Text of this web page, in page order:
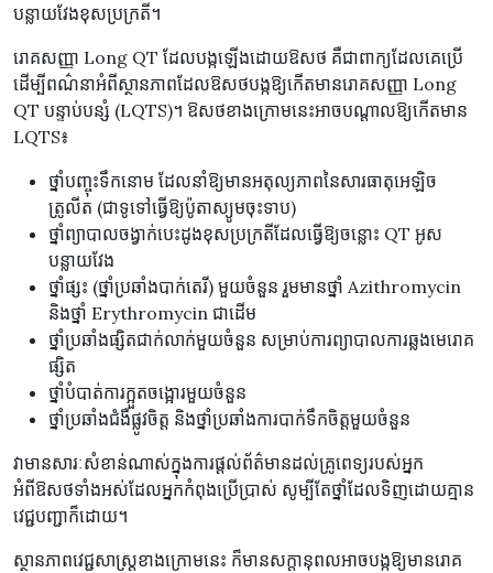
បន្លាយវែងខុសប្រក្រតី។
រោគសញ្ញា Long QT ដែលបង្កឡើងដោយឱសថ គឺជាពាក្យដែលគេប្រើ
ដើម្បីពណ៌នាអំពីស្ថានភាពដែលឱសថបង្កឱ្យកើតមានរោគសញ្ញា Long
QT បន្ទាប់បន្សំ (LQTS)។ ឱសថខាងក្រោមនេះអាចបណ្តាលឱ្យកើតមាន
LQTS៖
ថ្នាំបញ្ចុះទឹកនោម ដែលនាំឱ្យមានអតុល្យភាពនៃសារធាតុអេឡិច
ត្រូលីត (ជាទូទៅធ្វើឱ្យប៉ូតាស្យូមចុះទាប)
ថ្នាំព្យាបាលចង្វាក់បេះដូងខុសប្រក្រតីដែលធ្វើឱ្យចន្លោះ QT អូស
បន្លាយវែង
ថ្នាំផ្សះ (ថ្នាំប្រឆាំងបាក់តេរី) មួយចំនួន រួមមានថ្នាំ Azithromycin
និងថ្នាំ Erythromycin ជាដើម
ថ្នាំប្រឆាំងផ្សិតជាក់លាក់មួយចំនួន សម្រាប់ការព្យាបាលការឆ្លងមេរោគ
ផ្សិត
ថ្នាំបំបាត់ការក្អួតចង្អោរមួយចំនួន
ថ្នាំប្រឆាំងជំងឺផ្លូវចិត្ត និងថ្នាំប្រឆាំងការបាក់ទឹកចិត្តមួយចំនួន
វាមានសារៈសំខាន់ណាស់ក្នុងការផ្តល់ព័ត៌មានដល់គ្រូពេទ្យរបស់អ្នក
អំពីឱសថទាំងអស់ដែលអ្នកកំពុងប្រើប្រាស់ សូម្បីតែថ្នាំដែលទិញដោយគ្មាន
វេជ្ជបញ្ជាក៏ដោយ។
ស្ថានភាពវេជ្ជសាស្ត្រខាងក្រោមនេះ ក៏មានសក្តានុពលអាចបង្កឱ្យមានរោគ